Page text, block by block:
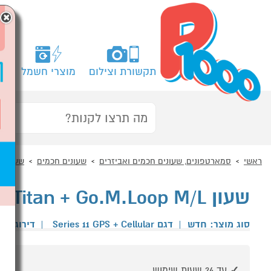
תקשורת וצילום מוצרי חשמל
ראשי סמארטפונים, שעונים חכמים ואביזרים שעונים חכמים
שעון Apple 11 Cell 46mm Gold.Titan + Go.M.Loop M/L
סוג מוצר: חדש | דגם Series 11 GPS + Cellular | דירוג
×